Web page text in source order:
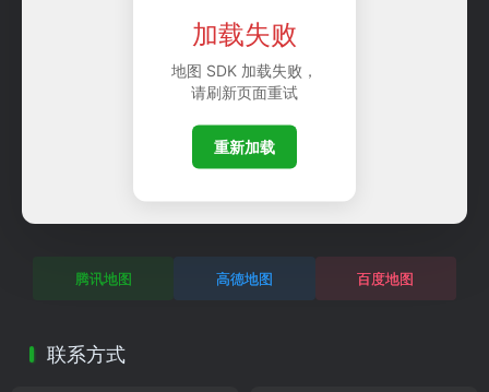
加载失败
地图 SDK 加载失败，
请刷新页面重试
重新加载
腾讯地图 高德地图 百度地图
联系方式